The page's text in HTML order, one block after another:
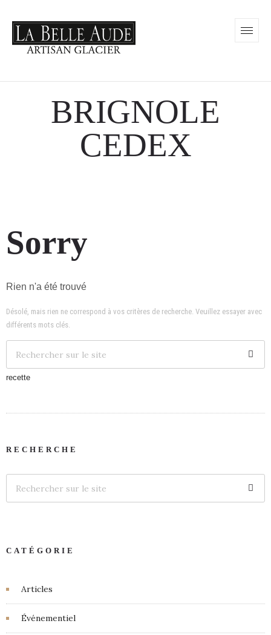
BRIGNOLE
CEDEX
Sorry
Rien n'a été trouvé
Désolé, mais rien ne correspond à vos critères de recherche. Veuillez essayer avec
différents mots clés.
recette
RECHERCHE
CATÉGORIE
Articles
Événementiel